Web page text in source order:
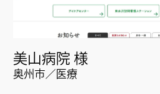
美山病院 様
奥州市／医療